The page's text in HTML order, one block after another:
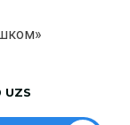
UZS